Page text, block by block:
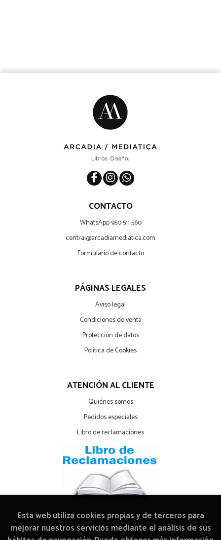
CONTACTO
WhatsApp 950 511 560
central@arcadiamediatica.com
Formulario de contacto
PÁGINAS LEGALES
Aviso legal
Condiciones de venta
Protección de datos
Política de Cookies
ATENCIÓN AL CLIENTE
Quiénes somos
Pedidos especiales
Libro de reclamaciones
Esta web utiliza cookies propias y de terceros para
mejorar nuestros servicios mediante el análisis de sus